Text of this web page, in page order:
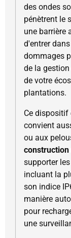
des ondes
pénètrent le
une barrière
d'entrer
dommages
de la
de votre
plantations.
Ce dispositif
convient
ou aux
construction
supporter
incluant la
son indice
manière
pour
une